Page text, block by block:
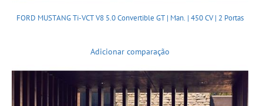
FORD MUSTANG Ti-VCT V8 5.0 Convertible GT | Man. | 450 CV | 2 Portas
Adicionar comparação